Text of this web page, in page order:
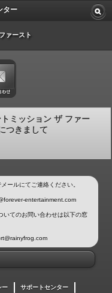
ター
ァースト
ミッション ザ ファー
つきまして
ールにてご連絡ください。
entertainment.com
てのお問い合わせは以下の窓
ー
サポートセンター